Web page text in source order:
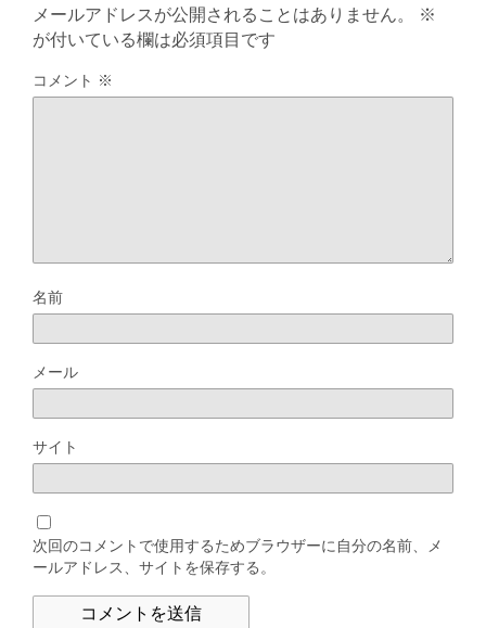
メールアドレスが公開されることはありません。
※
が付いている欄は必須項目です
コメント ※
名前
メール
サイト
次回のコメントで使用するためブラウザーに自分の名前、メ
ールアドレス、サイトを保存する。